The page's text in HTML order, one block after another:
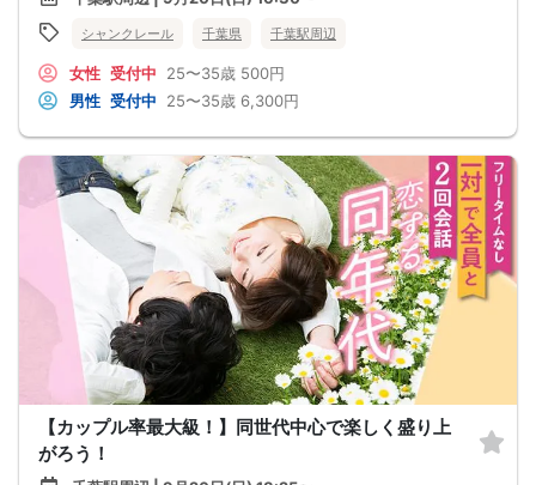
シャンクレール 千葉県 千葉駅周辺
女性 受付中 25〜35歳 500円
男性 受付中 25〜35歳 6,300円
【カップル率最大級！】同世代中心で楽しく盛り上
がろう！